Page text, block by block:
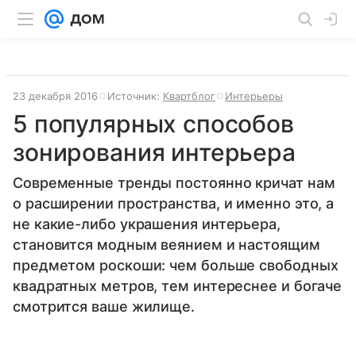
23 декабря 2016 Источник: Квартблог Интерьеры
5 популярных способов
зонирования интерьера
Современные тренды постоянно кричат нам
о расширении пространства, и именно это, а
не какие-либо украшения интерьера,
становится модным веянием и настоящим
предметом роскоши: чем больше свободных
квадратных метров, тем интереснее и богаче
смотрится ваше жилище.